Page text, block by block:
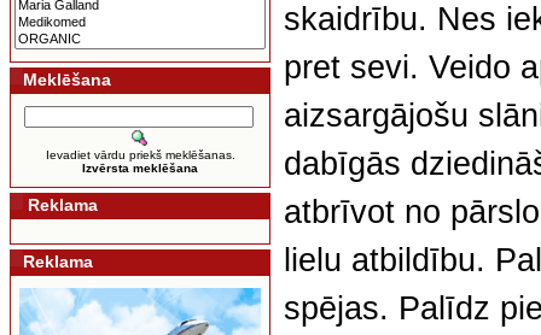
Meklēšana
Ievadiet vārdu priekš meklēšanas.
Izvērsta meklēšana
Reklama
Reklama
skaidrību. Nes
pret sevi. Veido
aizsargājošu
dabīgās
atbrīvot no
lielu atbildību.
spējas. Palīdz